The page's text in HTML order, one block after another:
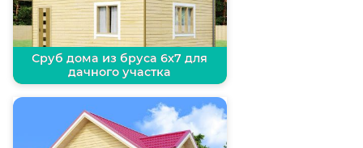
Сруб дома из бруса 6х7 для
дачного участка